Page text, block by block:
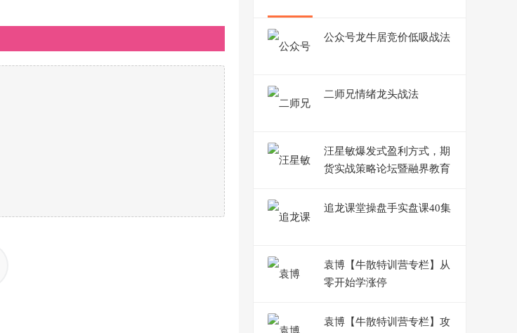
公众号龙牛居竞价低吸战法
二师兄情绪龙头战法
汪星敏爆发式盈利方式，期
货实战策略论坛暨融界教育
追龙课堂操盘手实盘课40集
袁博【牛散特训营专栏】从
零开始学涨停
袁博【牛散特训营专栏】攻